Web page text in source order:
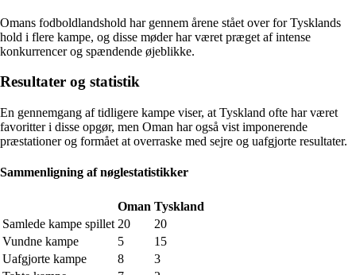
Omans fodboldlandshold har gennem årene stået over for Tysklands
hold i flere kampe, og disse møder har været præget af intense
konkurrencer og spændende øjeblikke.
Resultater og statistik
En gennemgang af tidligere kampe viser, at Tyskland ofte har været
favoritter i disse opgør, men Oman har også vist imponerende
præstationer og formået at overraske med sejre og uafgjorte resultater.
Sammenligning af nøglestatistikker
Oman Tyskland
Samlede kampe spillet 20
20
Vundne kampe
5
15
Uafgjorte kampe
8
3